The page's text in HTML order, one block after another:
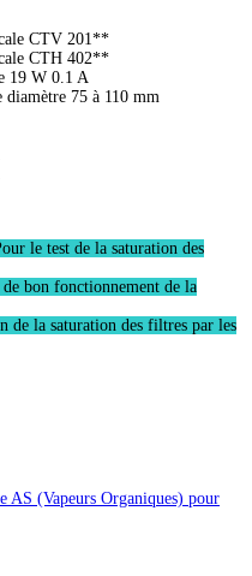
CTV 201**
CTH 402**
19 W 0.1 A
diamètre 75 à 110 mm
le test de la saturation des
bon fonctionnement de la
de la saturation des filtres par les
AS (Vapeurs Organiques) pour